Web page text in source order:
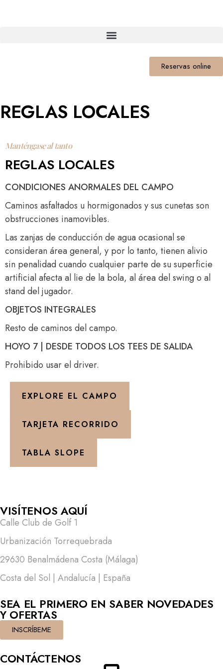
Reservas online
REGLAS LOCALES
Manténgase al tanto
REGLAS LOCALES
CONDICIONES ANORMALES DEL CAMPO
Caminos asfaltados u hormigonados y sus cunetas son
obstrucciones inamovibles.
Las zanjas de conducción de agua ocasional se
consideran área general, y por lo tanto, tienen alivio
sin penalidad cuando cualquier parte de su superficie
artificial afecta al lie de la bola, al área del swing o al
stand del jugador.
OBJETOS INTEGRALES
Resto de caminos del campo.
HOYO 7 | DESDE TODOS LOS TEES DE SALIDA
Prohibido usar el driver.
EXPLORE EL CAMPO
TARJETA RECORRIDO
TABLA SLOPE
VISÍTENOS AQUÍ
Calle Club de Golf 1
Urbanización Torrequebrada
29630 Benalmádena Costa (Málaga)
Costa del Sol | Andalucía | España
SEA EL PRIMERO EN SABER NOVEDADES
Y OFERTAS
INSCRÍBEME
CONTÁCTENOS